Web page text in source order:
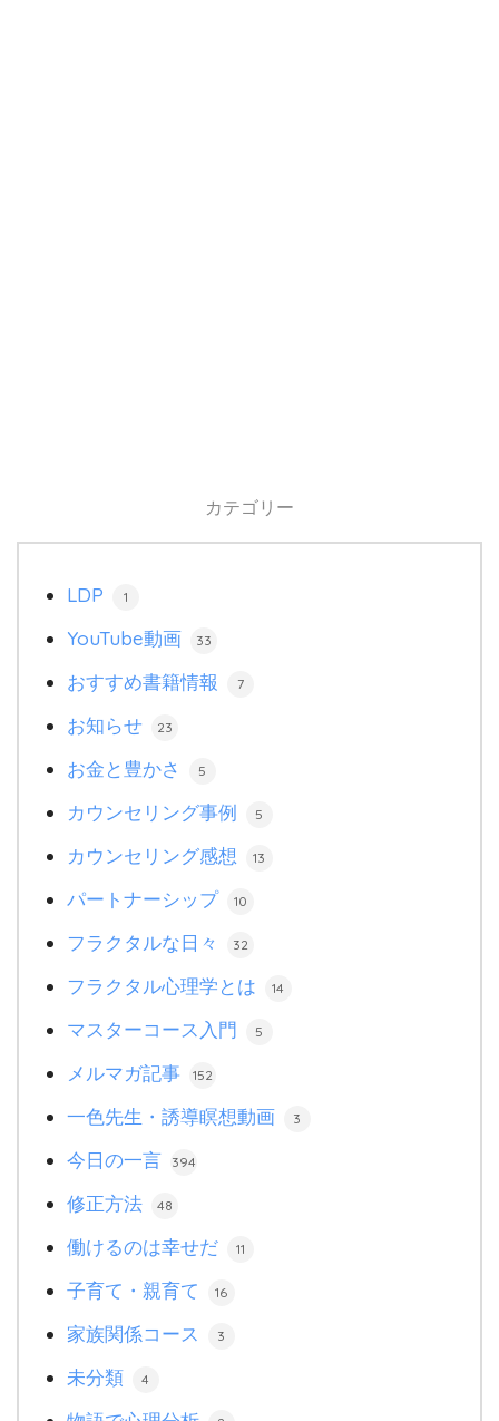
カテゴリー
LDP 1
YouTube動画 33
おすすめ書籍情報 7
お知らせ 23
お金と豊かさ 5
カウンセリング事例 5
カウンセリング感想 13
パートナーシップ 10
フラクタルな日々 32
フラクタル心理学とは 14
マスターコース入門 5
メルマガ記事 152
一色先生・誘導瞑想動画 3
今日の一言 394
修正方法 48
働けるのは幸せだ 11
子育て・親育て 16
家族関係コース 3
未分類 4